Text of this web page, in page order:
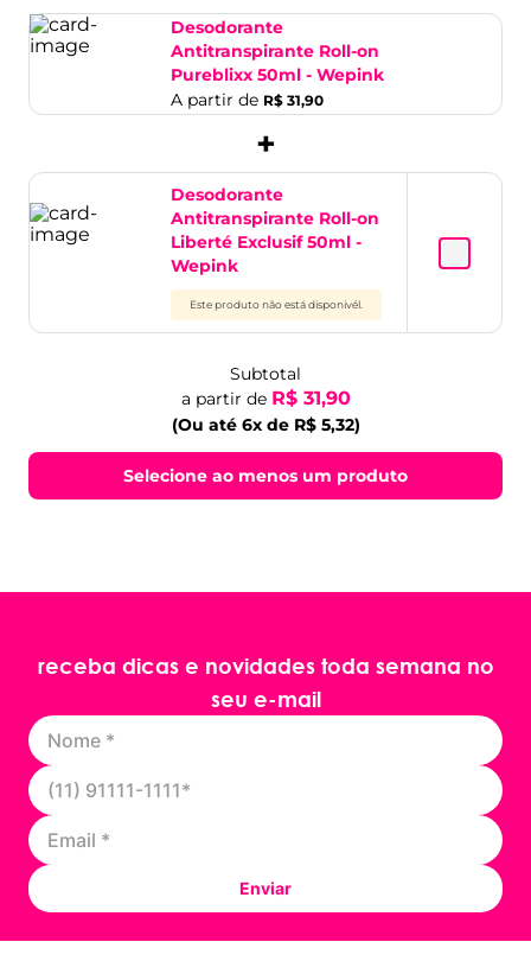
Desodorante
Antitranspirante Roll-on
Pureblixx 50ml - Wepink
A partir de R$ 31,90
+
Desodorante
Antitranspirante Roll-on
Liberté Exclusif 50ml -
Wepink
Este produto não está disponivél.
Subtotal
a partir de R$ 31,90
(Ou até 6x de R$ 5,32)
Selecione ao menos um produto
receba dicas e novidades toda semana no
seu e-mail
Enviar